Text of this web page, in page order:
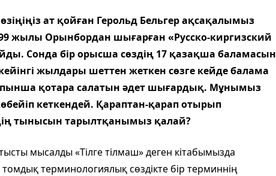
ат қойған Герольд Бельгер ақсақалымыз
жылы Орынбордан шығарған «Русс­ко-киргизский
Сонда бір орысша сөздің 17 қазақша баламасын
жылдары шеттен жеткен сөзге кейде балама
қотара салатын әдет шығардық. Мұнымыз
кеткендей. Қараптан-қарап отырып
тынысын тарылтқанымыз қалай?
мысалды «Тілге тілмаш» деген кітабымызда
томдық терминологиялық сөздікте бір терминнің